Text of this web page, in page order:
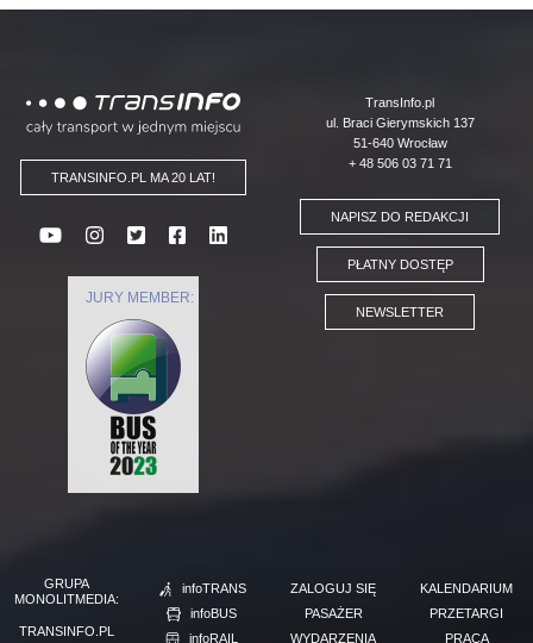
Logo
TRANSINFO.PL MA 20 LAT!
JURY MEMBER:
TransInfo.pl
ul. Braci Gierymskich 137
51-640 Wrocław
+ 48 506 03 71 71
NAPISZ DO REDAKCJI
PŁATNY DOSTĘP
NEWSLETTER
GRUPA
MONOLITMEDIA:
TRANSINFO.PL
infoTRANS
infoBUS
infoRAIL
ZALOGUJ SIĘ
PASAŻER
WYDARZENIA
KALENDARIUM
PRZETARGI
PRACA